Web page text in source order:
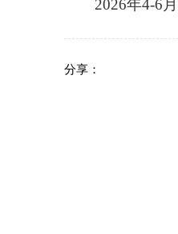
2026年4-6月
分享：